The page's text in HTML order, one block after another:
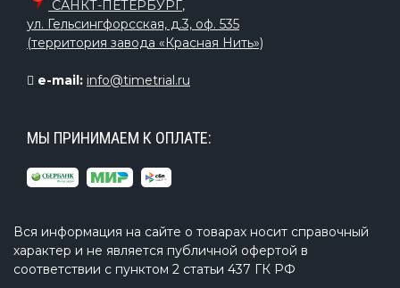
САНКТ-ПЕТЕРБУРГ,
ул. Гельсингфорсская, д.3, оф. 535
(территория завода «Красная Нить»)
e-mail: info@timetrial.ru
МЫ ПРИНИМАЕМ К ОПЛАТЕ:
Вся информация на сайте о товарах носит справочный
характер и не является публичной офертой в
соответствии с пунктом 2 статьи 437 ГК РФ